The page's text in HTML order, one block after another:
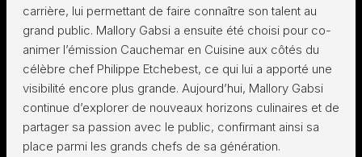
carrière, lui permettant de faire connaître son talent au
grand public. Mallory Gabsi a ensuite été choisi pour co-
animer l’émission Cauchemar en Cuisine aux côtés du
célèbre chef Philippe Etchebest, ce qui lui a apporté une
visibilité encore plus grande. Aujourd’hui, Mallory Gabsi
continue d’explorer de nouveaux horizons culinaires et de
partager sa passion avec le public, confirmant ainsi sa
place parmi les grands chefs de sa génération.